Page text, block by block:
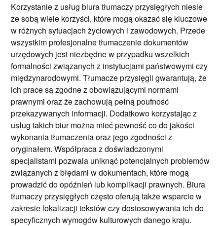
Korzystanie z usług biura tłumaczy przysięgłych niesie
ze sobą wiele korzyści, które mogą okazać się kluczowe
w różnych sytuacjach życiowych i zawodowych. Przede
wszystkim profesjonalne tłumaczenie dokumentów
urzędowych jest niezbędne w przypadku wszelkich
formalności związanych z instytucjami państwowymi czy
międzynarodowymi. Tłumacze przysięgli gwarantują, że
ich prace są zgodne z obowiązującymi normami
prawnymi oraz że zachowują pełną poufność
przekazywanych informacji. Dodatkowo korzystając z
usług takich biur można mieć pewność co do jakości
wykonania tłumaczenia oraz jego zgodności z
oryginałem. Współpraca z doświadczonymi
specjalistami pozwala uniknąć potencjalnych problemów
związanych z błędami w dokumentach, które mogą
prowadzić do opóźnień lub komplikacji prawnych. Biura
tłumaczy przysięgłych często oferują także wsparcie w
zakresie lokalizacji tekstów czy dostosowywania ich do
specyficznych wymogów kulturowych danego kraju.